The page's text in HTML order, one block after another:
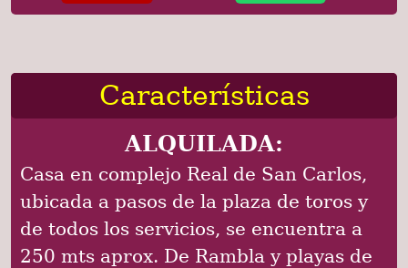
Características
ALQUILADA:
Casa en complejo Real de San Carlos,
ubicada a pasos de la plaza de toros y
de todos los servicios, se encuentra a
250 mts aprox. De Rambla y playas de